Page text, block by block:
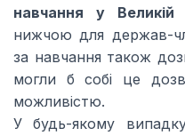
навчання у Великій
нижчою для держав-
за навчання також
могли б собі це
можливістю.
У будь-якому